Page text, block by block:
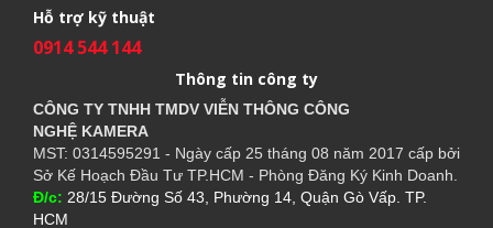
Hỗ trợ kỹ thuật
0914 544 144
Thông tin công ty
CÔNG TY TNHH TMDV VIỄN THÔNG CÔNG
NGHỆ KAMERA
MST: 0314595291 - Ngày cấp 25 tháng 08 năm 2017 cấp bởi
Sở Kế Hoạch Đầu Tư TP.HCM - Phòng Đăng Ký Kinh Doanh.
Đ/c: 28/15 Đường Số 43, Phường 14, Quận Gò Vấp. TP.
HCM